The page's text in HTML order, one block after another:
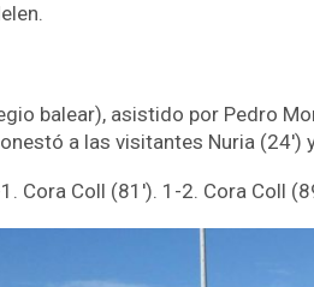
balear), asistido por Pedro
a las visitantes Nuria (24′)
Cora Coll (81′). 1-2. Cora Coll